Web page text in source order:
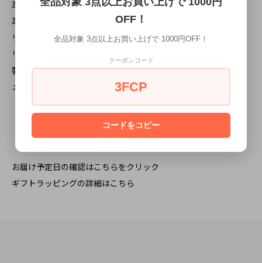
革素材 : 牛革
革カラー : マットブラック
リボン幅: 約25ｍｍ
リボン長さ: 約72cm-108cm 調節金具にて長さ調節対応。
製造国：イギリス
メーカー品番：2555 / A04
お届け予定日の確認はこちらをクリック
ギフトラッピングの詳細はこちら
OFF！
全品対象 3点以上お買い上げで 1000円OFF！
クーポンコード
3FCP
コードをコピー